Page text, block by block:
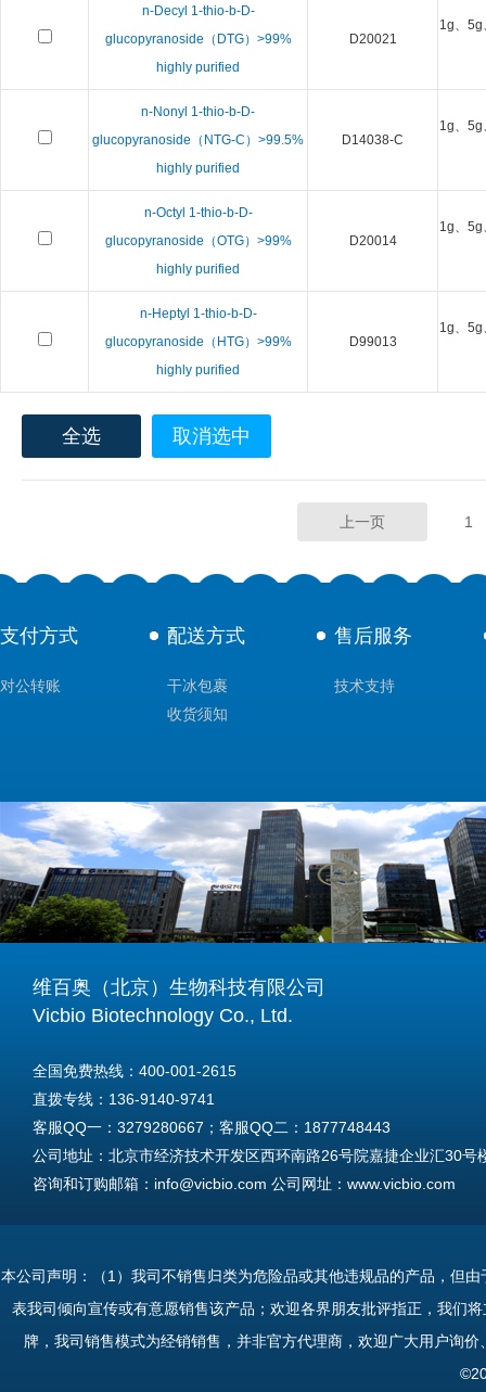
n-Decyl 1-thio-b-D-
glucopyranoside（DTG）>99%
highly purified
D20021
1g、
n-Nonyl 1-thio-b-D-
glucopyranoside（NTG-C）>99.5%
highly purified
D14038-C
1g、
n-Octyl 1-thio-b-D-
glucopyranoside（OTG）>99%
highly purified
D20014
1g、
n-Heptyl 1-thio-b-D-
glucopyranoside（HTG）>99%
highly purified
D99013
1g、
全选 取消选中
上一页 1
支付方式
对公转账
配送方式
干冰包裹
收货须知
售后服务
技术支持
维百奥（北京）生物科技有限公司
Vicbio Biotechnology Co., Ltd.
全国免费热线：400-001-2615
直拨专线：136-9140-9741
客服QQ一：3279280667；客服QQ二：1877748443
公司地址：北京市经济技术开发区西环南路26号院嘉捷企业汇30号
咨询和订购邮箱：info@vicbio.com 公司网址：www.vicbio.com
Tel: +86-13691409741
Address: Room 603, Floor 6, Building 30A, No.26, Xihuannan
本公司声明：（1）我司不销售归类为危险品或其他违规品的产品，但
表我司倾向宣传或有意愿销售该产品；欢迎各界朋友批评指正，我们
牌，我司销售模式为经销销售，并非官方代理商，欢迎广大用户询